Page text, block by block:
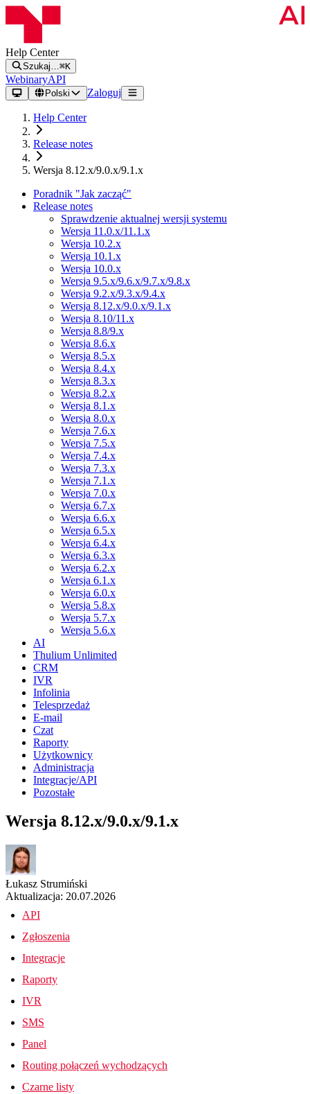
Help Center
Szukaj… ⌘K
WebinaryAPI
Polski Zaloguj
Help Center
Release notes
Wersja 8.12.x/9.0.x/9.1.x
Poradnik "Jak zacząć"
Release notes
Sprawdzenie aktualnej wersji systemu
Wersja 11.0.x/11.1.x
Wersja 10.2.x
Wersja 10.1.x
Wersja 10.0.x
Wersja 9.5.x/9.6.x/9.7.x/9.8.x
Wersja 9.2.x/9.3.x/9.4.x
Wersja 8.12.x/9.0.x/9.1.x
Wersja 8.10/11.x
Wersja 8.8/9.x
Wersja 8.6.x
Wersja 8.5.x
Wersja 8.4.x
Wersja 8.3.x
Wersja 8.2.x
Wersja 8.1.x
Wersja 8.0.x
Wersja 7.6.x
Wersja 7.5.x
Wersja 7.4.x
Wersja 7.3.x
Wersja 7.1.x
Wersja 7.0.x
Wersja 6.7.x
Wersja 6.6.x
Wersja 6.5.x
Wersja 6.4.x
Wersja 6.3.x
Wersja 6.2.x
Wersja 6.1.x
Wersja 6.0.x
Wersja 5.8.x
Wersja 5.7.x
Wersja 5.6.x
AI
Thulium Unlimited
CRM
IVR
Infolinia
Telesprzedaż
E-mail
Czat
Raporty
Użytkownicy
Administracja
Integracje/API
Pozostałe
Wersja 8.12.x/9.0.x/9.1.x
Łukasz Strumiński
Aktualizacja: 20.07.2026
API
Zgłoszenia
Integracje
Raporty
IVR
SMS
Panel
Routing połączeń wychodzących
Czarne listy